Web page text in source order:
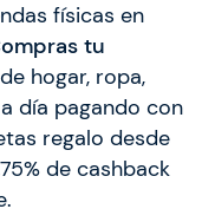
físicas en
tu
hogar, ropa,
día pagando con
regalo desde
de cashback